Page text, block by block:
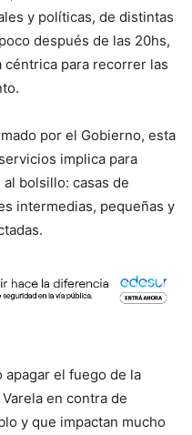
y políticas, de distintas
después de las 20hs,
para recorrer las
por el Gobierno, esta
implica para
bolsillo: casas de
intermedias, pequeñas y
apagar el fuego de la
en contra de
y que impactan mucho